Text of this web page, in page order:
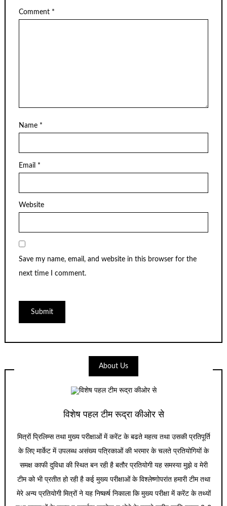
Comment *
Name *
Email *
Website
Save my name, email, and website in this browser for the
next time I comment.
About Us
विशेष पहल टीम रूद्रा कीओर से
मित्रों प्रिलिम्स तथा मुख्य परीक्षाओं में करेंट के बढते महत्व तथा उसकी प्रतिपूर्ति
के लिए मार्केट में उपलब्ध असंख्य पत्रिकाओं की भरमार के चलते प्रतियोगियों के
समक्ष काफी दुविधा की स्थित बन रही है बतौर प्रतियोगी यह समस्या मुझे व मेरी
टीम को भी प्रतीत हो रही है कई मुख्य परीक्षाओं के विश्लेष्णोपरांत हमारी टीम तथा
मेरे अन्य प्रतियोगी मित्रों ने यह निष्कर्ष निकाला कि मुख्य परीक्षा में करेंट के तथ्यों